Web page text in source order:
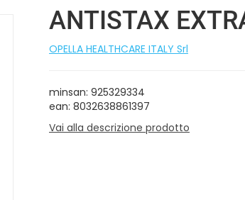
ANTISTAX
OPELLA HEALTHCARE ITALY Srl
minsan: 925329334
ean: 8032638861397
Vai alla descrizione prodotto